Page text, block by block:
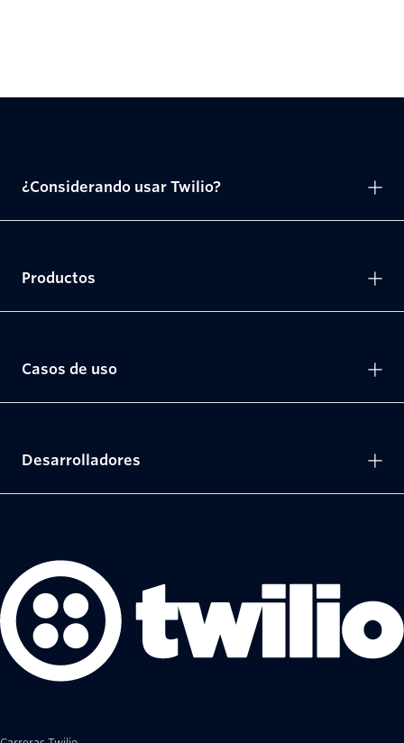
¿Considerando usar Twilio?
Productos
Casos de uso
Desarrolladores